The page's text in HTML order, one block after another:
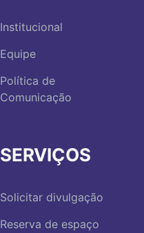
Institucional
Equipe
Política de
Comunicação
SERVIÇOS
Solicitar divulgação
Reserva de espaço